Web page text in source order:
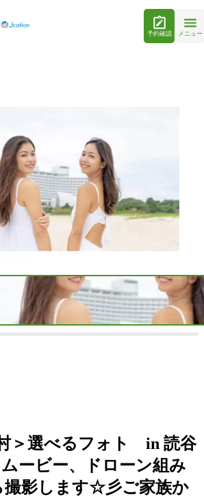
予約確認 メニュー
＞選べるフォト in 読谷
ービー、ドローン組み
撮影します☆彡ご家族か